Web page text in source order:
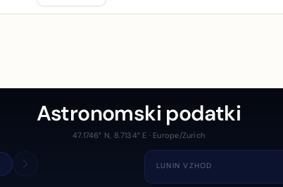
Astronomski podatki
47.1746° N, 8.7134° E · Europe/Zurich
LUNIN VZHOD